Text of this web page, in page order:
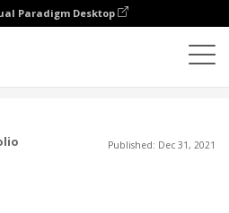
Paradigm Desktop
Published: Dec 31, 2021